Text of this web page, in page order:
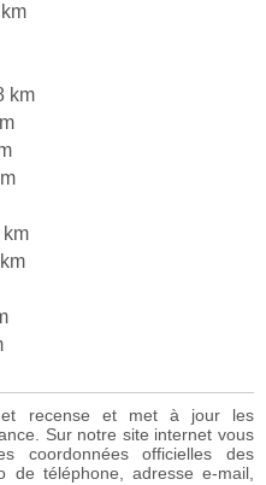
km
km
recense et met à jour les
Sur notre site internet vous
coordonnées officielles des
de téléphone, adresse e-mail,